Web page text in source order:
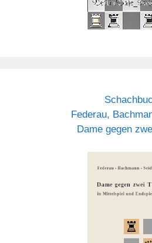
Federau,
Dame gegen